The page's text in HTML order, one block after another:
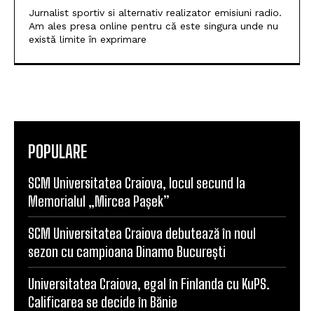
Jurnalist sportiv si alternativ realizator emisiuni radio.
Am ales presa online pentru că este singura unde nu
există limite în exprimare
POPULARE
SCM Universitatea Craiova, locul secund la
Memorialul „Mircea Pașek”
SCM Universitatea Craiova debutează în noul
sezon cu campioana Dinamo București
Universitatea Craiova, egal în Finlanda cu KuPS.
Calificarea se decide în Bănie